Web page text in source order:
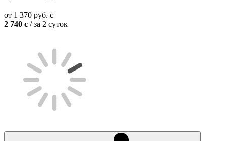
от 1 370 руб. c
2 740 c / за 2 суток